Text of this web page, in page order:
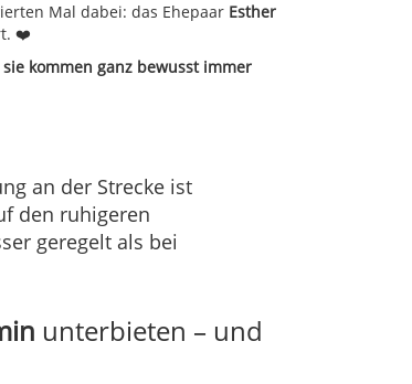
Mal dabei: das Ehepaar Esther
❤️
sie kommen ganz bewusst immer
an der Strecke ist
den ruhigeren
geregelt als bei
unterbieten – und